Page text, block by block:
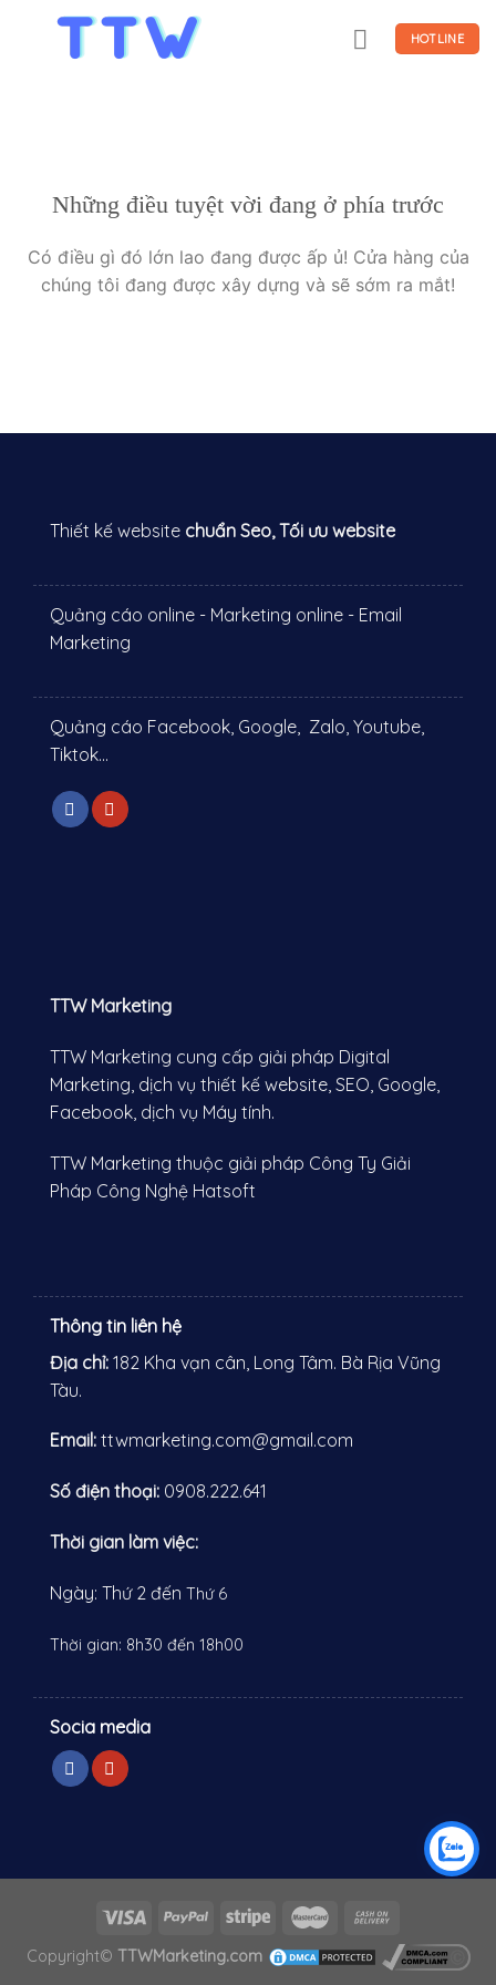
HOTLINE
Những điều tuyệt vời đang ở phía trước
Có điều gì đó lớn lao đang được ấp ủ! Cửa hàng của
chúng tôi đang được xây dựng và sẽ sớm ra mắt!
Thiết kế website chuẩn Seo, Tối ưu website
Quảng cáo online - Marketing online - Email
Marketing
Quảng cáo Facebook, Google, Zalo, Youtube,
Tiktok...
TTW Marketing
TTW Marketing cung cấp giải pháp Digital
Marketing, dịch vụ thiết kế website, SEO, Google,
Facebook, dịch vụ Máy tính.
TTW Marketing thuộc giải pháp Công Ty Giải
Pháp Công Nghệ Hatsoft
Thông tin liên hệ
Địa chỉ: 182 Kha vạn cân, Long Tâm. Bà Rịa Vũng
Tàu.
Email: ttwmarketing.com@gmail.com
Số điện thoại: 0908.222.641
Thời gian làm việc:
Ngày: Thứ 2 đến Thứ 6
Thời gian: 8h30 đến 18h00
Socia media
Copyright© TTWMarketing.com